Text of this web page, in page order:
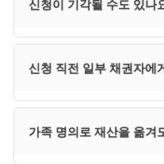
정지됩니다. 추심이 임박
신청이 기각될 수도 있나
발생 사유 부적절 등이 기
신청 직전 일부 채권자에
있습니다. 신청 직전에는
가족 명의로 재산을 옮겨